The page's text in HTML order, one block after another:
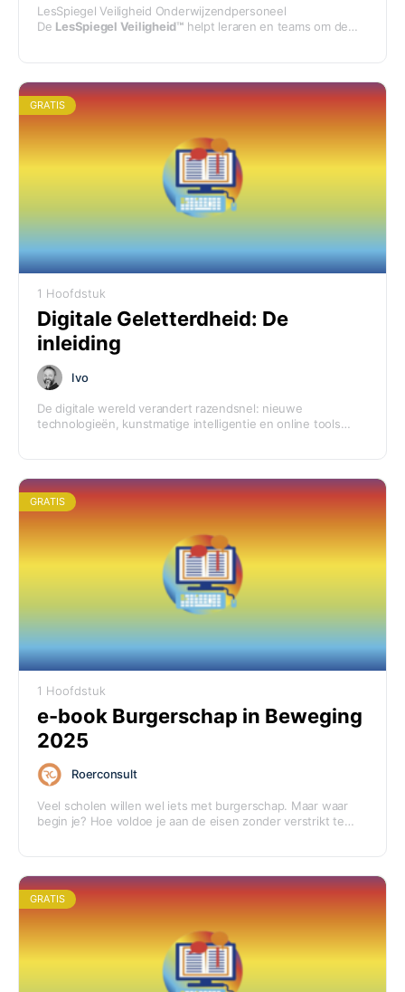
LesSpiegel Veiligheid Onderwijzendpersoneel
De LesSpiegel Veiligheid™helpt leraren en teams om de
GRATIS
1 Hoofdstuk
Digitale Geletterdheid: De
inleiding
Ivo
De digitale wereld verandert razendsnel: nieuwe
technologieën, kunstmatige intelligentie en online tools
bent. Schat ik in. Welkom!
GRATIS
1 Hoofdstuk
e-book Burgerschap in Beweging
2025
Roerconsult
Veel scholen willen wel iets met burgerschap. Maar waar
begin je? Hoe voldoe je aan de eisen zonder verstrikt te
monitoringtips en voorbeelden uit het veld.
GRATIS